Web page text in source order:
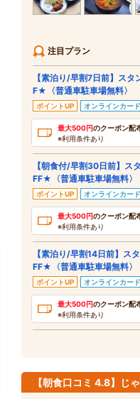
注目プラン
【素泊り/早割7日前】ス
F★〈普通車駐車場無料〉
ポイントUP オンラインカー
最大500円のクーポン配
※利用条件あり
【朝食付/早割30日前】ス
FF★〈普通車駐車場無料〉
ポイントUP オンラインカー
最大500円のクーポン配
※利用条件あり
【素泊り/早割14日前】ス
FF★〈普通車駐車場無料〉
ポイントUP オンラインカー
最大500円のクーポン配
※利用条件あり
【朝食口コミ 4.8】じ